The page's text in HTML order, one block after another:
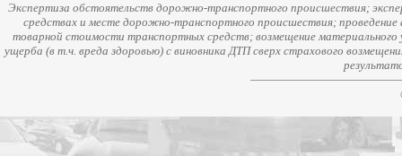
Экспертиза обстоятельств дорожно-транспортного происшествия;
средствах и месте дорожно-транспортного происшествия;
товарной стоимости транспортных средств; возмещение
ущерба (в т.ч. вреда здоровью) с виновника ДТП сверх страхового